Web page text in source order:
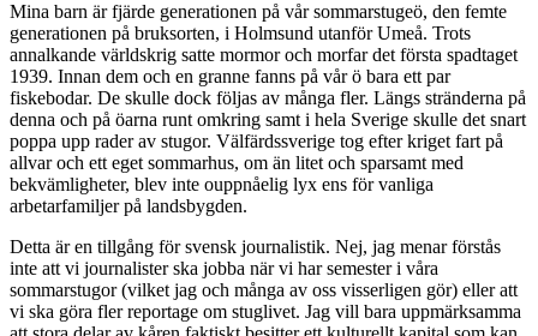
Mina barn är fjärde generationen på vår sommarstugeö, den femte
generationen på bruksorten, i Holmsund utanför Umeå. Trots
annalkande världskrig satte mormor och morfar det första spadtaget
1939. Innan dem och en granne fanns på vår ö bara ett par
fiskebodar. De skulle dock följas av många fler. Längs stränderna på
denna och på öarna runt omkring samt i hela Sverige skulle det snart
poppa upp rader av stugor. Välfärdssverige tog efter kriget fart på
allvar och ett eget sommarhus, om än litet och sparsamt med
bekvämligheter, blev inte ouppnåelig lyx ens för vanliga
arbetarfamiljer på landsbygden.
Detta är en tillgång för svensk journalistik. Nej, jag menar förstås
inte att vi journalister ska jobba när vi har semester i våra
sommarstugor (vilket jag och många av oss visserligen gör) eller att
vi ska göra fler reportage om stuglivet. Jag vill bara uppmärksamma